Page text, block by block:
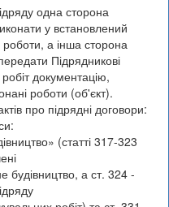
одна сторона
у встановлений
а інша сторона
Підрядникові
документацію,
роботи (об'єкт).
про підрядні договори:
(статті 317-323
будівництво, а ст. 324 -